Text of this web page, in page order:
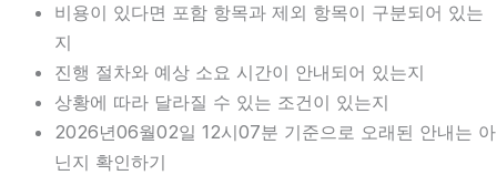
비용이 있다면 포함 항목과 제외 항목이 구분되어 있는
지
진행 절차와 예상 소요 시간이 안내되어 있는지
상황에 따라 달라질 수 있는 조건이 있는지
2026년06월02일 12시07분 기준으로 오래된 안내는 아
닌지 확인하기